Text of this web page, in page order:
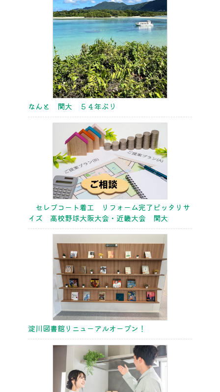
なんと 関大 ５４年ぶり
セレブコート着工 リフォーム完了ピッタリサ
イズ 高校野球大阪大会・近畿大会 関大
淀川図書館リニューアルオープン！